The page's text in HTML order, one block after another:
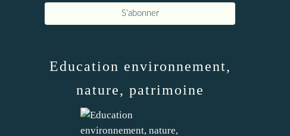
Education environnement,
nature, patrimoine